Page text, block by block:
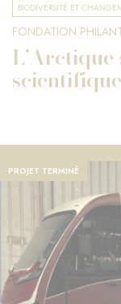
BIODIVERSITÉ ET
FONDATION
scientifique
PROJET TERMINÉ